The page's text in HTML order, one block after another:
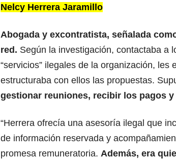
Nelcy Herrera Jaramillo
Abogada y excontratista, señalada
red. Según la investigación, contactaba a
“servicios” ilegales de la organización,
estructuraba con ellos las propuestas.
gestionar reuniones, recibir los pagos
“Herrera ofrecía una asesoría ilegal que
de información reservada y
promesa remuneratoria. Además, era